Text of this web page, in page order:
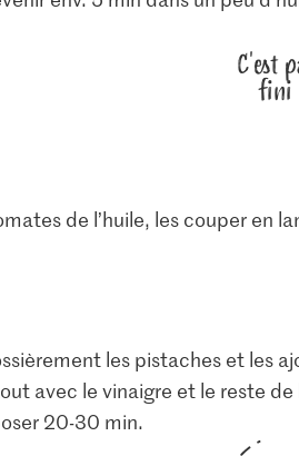
C'est
fini
de l’huile, les couper en
les pistaches et les
avec le vinaigre et le reste
20-30 min.